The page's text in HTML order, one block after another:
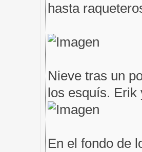
hasta
Nieve tras un
los esquís. Erik
En el fondo de